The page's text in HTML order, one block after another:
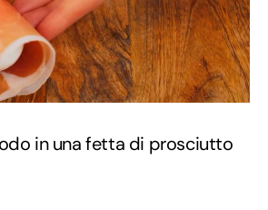
in una fetta di prosciutto